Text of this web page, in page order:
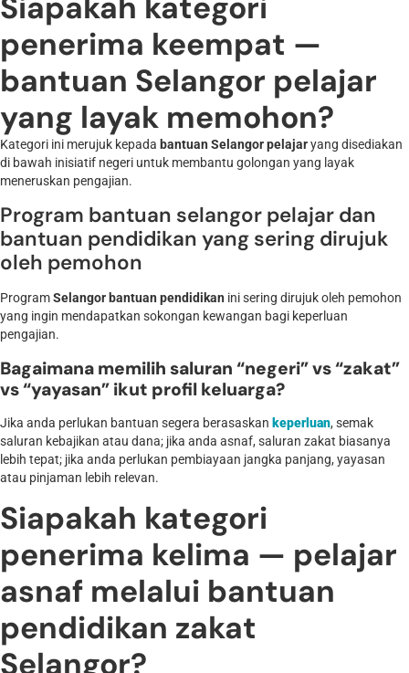
penerima keempat —
bantuan Selangor pelajar
yang layak memohon?
Kategori ini merujuk kepada bantuan Selangor pelajaryang disediakan
di bawah inisiatif negeri untuk membantu golongan yang layak
meneruskan pengajian.
Program bantuan selangor pelajar dan
bantuan pendidikan yang sering dirujuk
oleh pemohon
ProgramSelangor bantuan pendidikan ini sering dirujuk oleh pemohon
yang ingin mendapatkan sokongan kewangan bagi keperluan
pengajian.
Bagaimana memilih saluran “negeri” vs “zakat”
vs “yayasan” ikut profil keluarga?
Jika anda perlukan bantuan segera berasaskan keperluan, semak
saluran kebajikan atau dana; jika anda asnaf, saluran zakat biasanya
lebih tepat; jika anda perlukan pembiayaan jangka panjang, yayasan
atau pinjaman lebih relevan.
Siapakah kategori
penerima kelima — pelajar
asnaf melalui bantuan
pendidikan zakat
Selangor?